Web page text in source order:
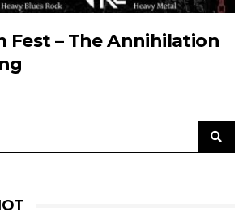
Fest – The Annihilation